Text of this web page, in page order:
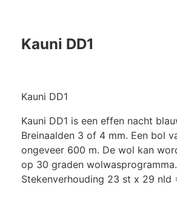
Kauni DD1
Kauni DD1
Kauni DD1 is een effen nacht
Breinaalden 3 of 4 mm. Een bol
ongeveer 600 m. De wol kan
op 30 graden wolwasprogramma.
Stekenverhouding 23 st x 29 nld